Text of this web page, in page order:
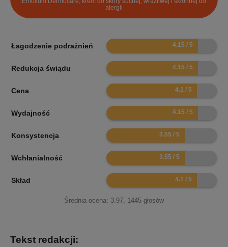
alergii
Łagodzenie podrażnień 8.3
Redukcja świądu 8.3
Cena 8.2
Wydajność 8.3
Konsystencja 7.1
Wchłanialność 7.1
Skład 8.2
Średnia ocena: 3.97 1445 głosów
Tekst redakcji: